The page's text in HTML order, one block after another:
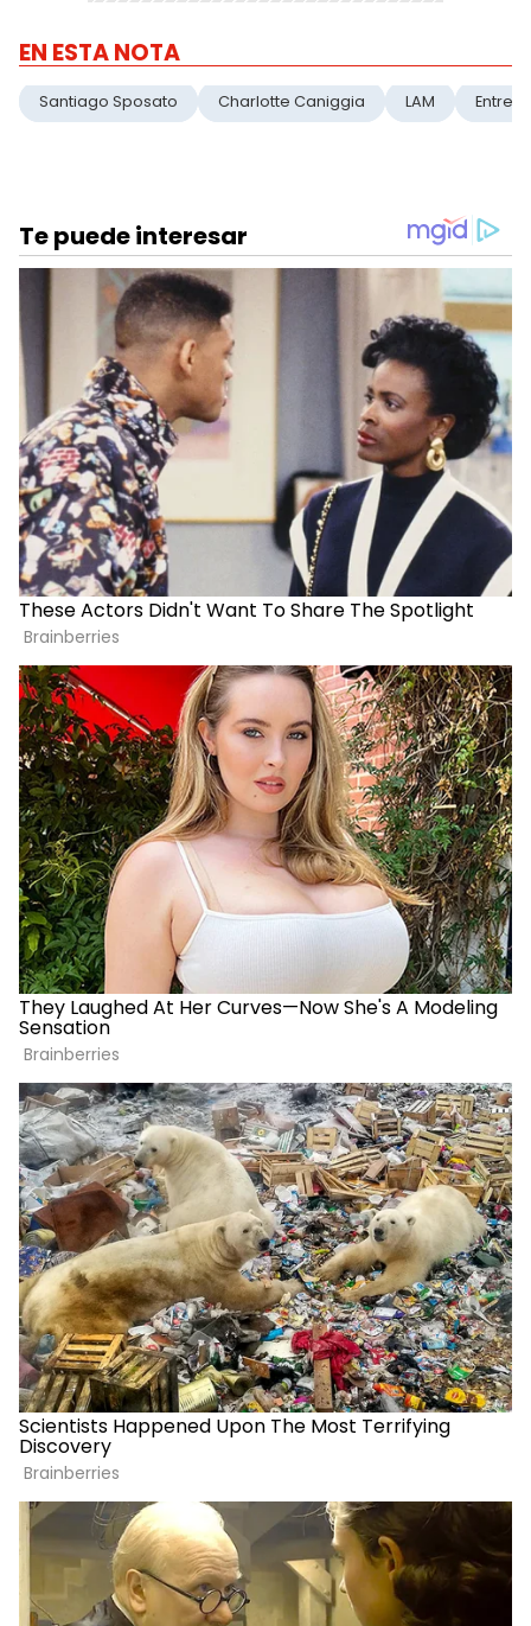
EN ESTA NOTA
Santiago Sposato Charlotte Caniggia LAM